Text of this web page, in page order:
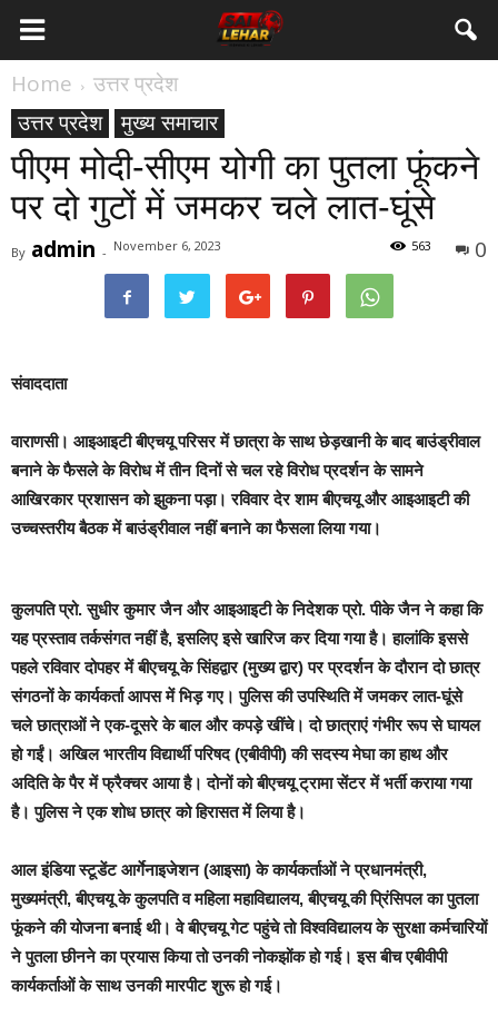
Home
उत्तर प्रदेश
उत्तर प्रदेश
मुख्य समाचार
पीएम मोदी-सीएम योगी का पुतला फूंकने
पर दो गुटों में जमकर चले लात-घूंसे
By admin - November 6, 2023 0
563
संवाददाता
वाराणसी। आइआइटी बीएचयू परिसर में छात्रा के साथ छेड़खानी के बाद बाउंड्रीवाल
बनाने के फैसले के विरोध में तीन दिनों से चल रहे विरोध प्रदर्शन के सामने
आखिरकार प्रशासन को झुकना पड़ा। रविवार देर शाम बीएचयू और आइआइटी की
उच्चस्तरीय बैठक में बाउंड्रीवाल नहीं बनाने का फैसला लिया गया।
कुलपति प्रो. सुधीर कुमार जैन और आइआइटी के निदेशक प्रो. पीके जैन ने कहा कि
यह प्रस्ताव तर्कसंगत नहीं है, इसलिए इसे खारिज कर दिया गया है। हालांकि इससे
पहले रविवार दोपहर में बीएचयू के सिंहद्वार (मुख्य द्वार) पर प्रदर्शन के दौरान दो छात्र
संगठनों के कार्यकर्ता आपस में भिड़ गए। पुलिस की उपस्थिति में जमकर लात-घूंसे
चले छात्राओं ने एक-दूसरे के बाल और कपड़े खींचे। दो छात्राएं गंभीर रूप से घायल
हो गईं। अखिल भारतीय विद्यार्थी परिषद (एबीवीपी) की सदस्य मेघा का हाथ और
अदिति के पैर में फ्रैक्चर आया है। दोनों को बीएचयू ट्रामा सेंटर में भर्ती कराया गया
है। पुलिस ने एक शोध छात्र को हिरासत में लिया है।
आल इंडिया स्टूडेंट आर्गेनाइजेशन (आइसा) के कार्यकर्ताओं ने प्रधानमंत्री,
मुख्यमंत्री, बीएचयू के कुलपति व महिला महाविद्यालय, बीएचयू की प्रिंसिपल का पुतला
फूंकने की योजना बनाई थी। वे बीएचयू गेट पहुंचे तो विश्वविद्यालय के सुरक्षा कर्मचारियों
ने पुतला छीनने का प्रयास किया तो उनकी नोकझोंक हो गई। इस बीच एबीवीपी
कार्यकर्ताओं के साथ उनकी मारपीट शुरू हो गई।